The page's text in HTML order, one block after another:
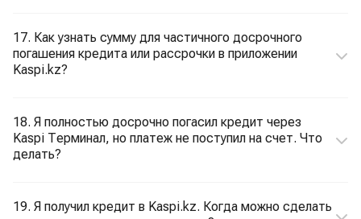
17. Как узнать сумму для частичного досрочного
погашения кредита или рассрочки в приложении
Kaspi.kz?
18. Я полностью досрочно погасил кредит через
Kaspi Терминал, но платеж не поступил на счет. Что
делать?
19. Я получил кредит в Kaspi.kz. Когда можно сделать